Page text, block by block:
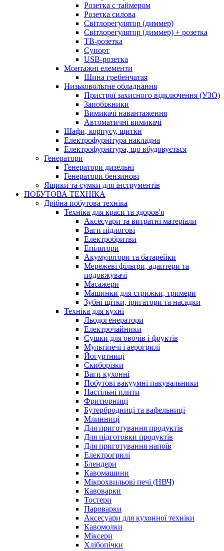
Розетка с таймером
Розетка силова
Світлорегулятор (диммер)
Світлорегулятор (диммер) + розетка
ТВ-розетка
Супорт
USB-розетка
Монтажні елементи
Шина гребенчатая
Низьковольтне обладнання
Пристрої захисного відключення (УЗО)
Запобіжники
Вимикачі навантаження
Автоматичні вимикачі
Шафи, корпусу, щитки
Електрофурнітура накладна
Електрофурнітура, що вбудовується
Генератори
Генератори дизельні
Генератори бензинові
Ящики та сумки для інструментів
ПОБУТОВА ТЕХНІКА
Дрібна побутова техніка
Техніка для краси та здоров'я
Аксесуари та витратні матеріали
Ваги підлогові
Електробритви
Епілятори
Акумулятори та батарейки
Мережеві фільтри, адаптери та
подовжувачі
Масажери
Машинки для стрижки, тримери
Зубні щітки, іригатори та насадки
Техніка для кухні
Льодогенератори
Електрочайники
Сушки для овочів і фруктів
Мультіпечі і аерогрилі
Йогуртниці
Скиборізки
Ваги кухонні
Побутові вакуумні пакувальники
Настільні плити
Фритюрниці
Бутербродниці та вафельниці
Млинниці
Для приготування продуктів
Для підготовки продуктів
Для приготування напоїв
Електрогрилі
Блендери
Кавомашини
Мікрохвильові печі (НВЧ)
Кавоварки
Тостери
Пароварки
Аксесуари для кухонної техніки
Кавомолки
Міксери
Хлібопічки